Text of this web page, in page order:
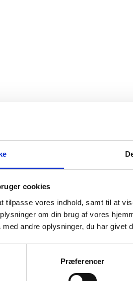
cookies
tilpasse vores indhold, samt til at
om din brug af vores
med andre oplysninger, du har
Præferencer